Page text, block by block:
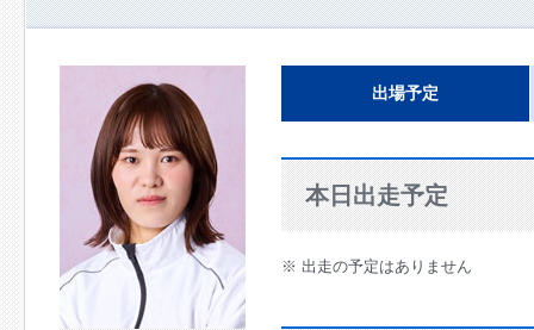
出場予定
本日出走予定
※ 出走の予定はありません